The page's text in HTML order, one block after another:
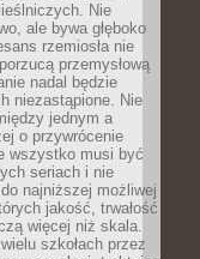
Nie
ale bywa głęboko
rzemiosła nie
przemysłową
nadal będzie
niezastąpione. Nie
jednym a
o przywrócenie
wszystko musi być
seriach i nie
najniższej możliwej
jakość, trwałość
więcej niż skala.
szkołach przez